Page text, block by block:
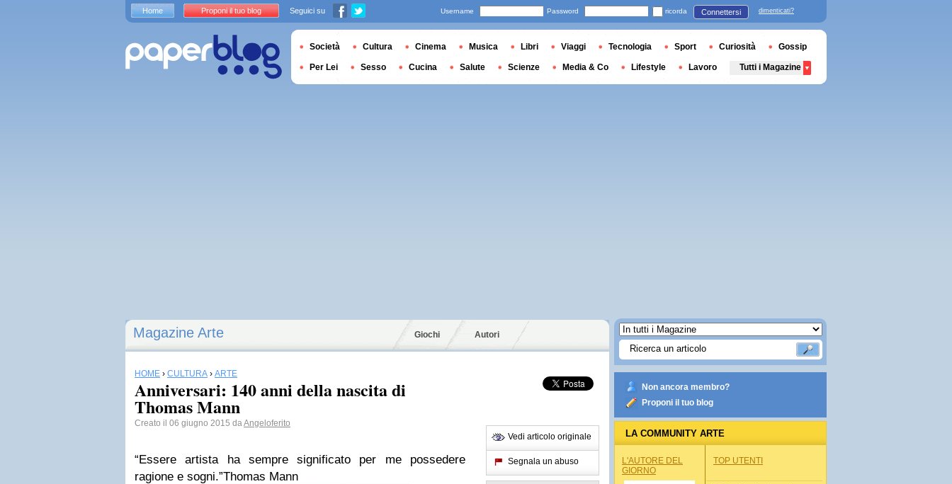
Magazine Arte Giochi Autori
HOME › CULTURA › ARTE
Anniversari: 140 anni della nascita di
Thomas Mann
Creato il 06 giugno 2015 daAngeloferito
“Essere artista ha sempre significato per me possedere
ragione e sogni.”Thomas Mann
Vedi articolo originale
Segnala un abuso
Non ancora membro?
Proponi il tuo blog
LA COMMUNITY ARTE
L'AUTORE DEL
GIORNO
TOP UTENTI
Home Proponi il tuo blog Seguici su Username Password ricorda Connettersi dimenticati?
Società Cultura Cinema Musica Libri Viaggi Tecnologia Sport Curiosità Gossip
Per Lei Sesso Cucina Salute Scienze Media & Co Lifestyle Lavoro Tutti i Magazine